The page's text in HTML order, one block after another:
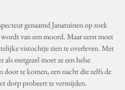
genaamd Janatuinen op zoek
van een moord. Maar eerst moet
vistochtje zien te overleven. Met
metgezel moet ze een helse
door te komen, een nacht die zelfs de
dorp probeert te vermijden.